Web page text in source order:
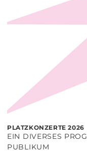
PLATZKONZERTE 2026
EIN DIVERSES
PUBLIKUM